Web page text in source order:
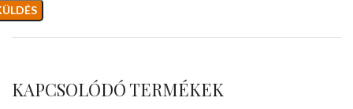
KAPCSOLÓDÓ TERMÉKEK